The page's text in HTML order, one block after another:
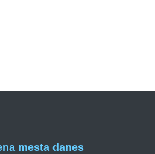
mesta danes